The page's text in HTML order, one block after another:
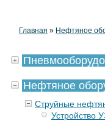
Главная » Нефтяное
Нефтяное
Струйные
Устройство